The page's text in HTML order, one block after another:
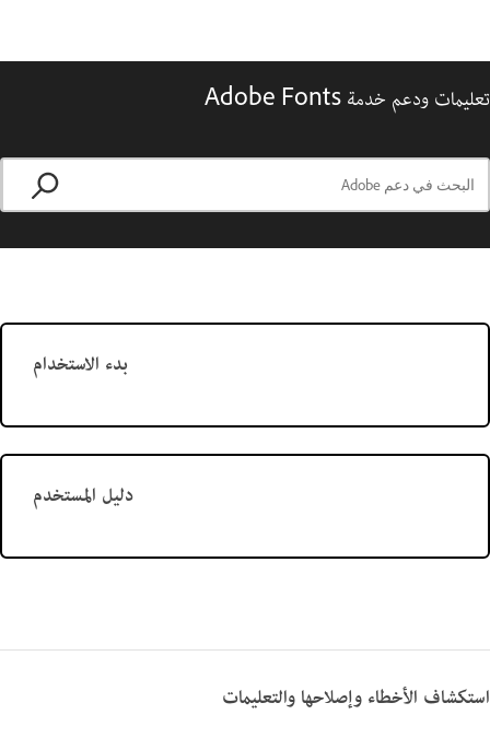
تعليمات ودعم خدمة Adobe Fonts
بدء الاستخدام
دليل المستخدم
استكشاف الأخطاء وإصلاحها والتعليمات